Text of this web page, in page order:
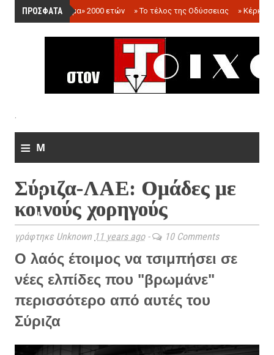
ΠΡΟΣΦΑΤΑ
»«Ολόγραμμα» 2000 ετών »Το τέλος της Οδύσσειας »
.
≡ M
n
u
Σύριζα-ΛΑΕ: Ομάδες με
κοινούς χορηγούς
γράφτηκε Unknown 11 years ago- 10 Comments
Ο λαός έτοιμος να τσιμπήσει σε
νέες ελπίδες που "βρωμάνε"
περισσότερο από αυτές του
Σύριζα